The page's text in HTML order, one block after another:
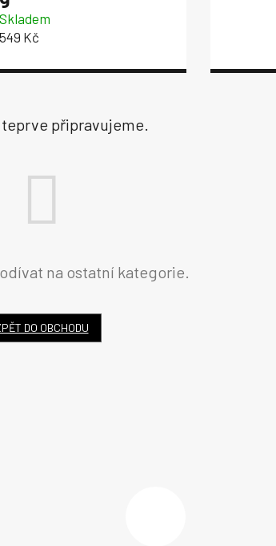
Skladem
549 Kč
připravujeme.
na ostatní kategorie.
DO OBCHODU